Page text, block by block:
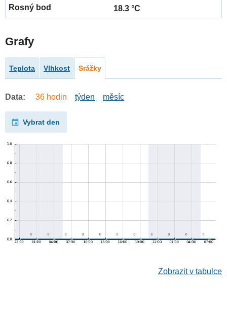
18.3 °C
Grafy
Teplota Vlhkost Srážky
Data: 36 hodin týden měsíc
Vybrat den
Zobrazit v tabulce